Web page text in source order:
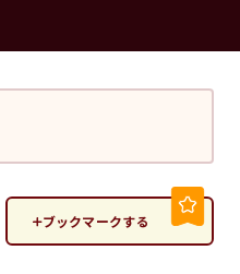
ブックマークする